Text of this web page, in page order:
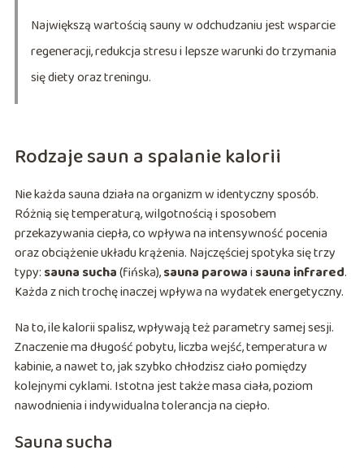
Największą wartością sauny w odchudzaniu jest wsparcie
regeneracji, redukcja stresu i lepsze warunki do trzymania
się diety oraz treningu.
Rodzaje saun a spalanie kalorii
Nie każda sauna działa na organizm w identyczny sposób.
Różnią się temperaturą, wilgotnością i sposobem
przekazywania ciepła, co wpływa na intensywność pocenia
oraz obciążenie układu krążenia. Najczęściej spotyka się trzy
typy: sauna sucha(fińska),sauna parowai sauna infrared.
Każda z nich trochę inaczej wpływa na wydatek energetyczny.
Na to, ile kalorii spalisz, wpływają też parametry samej sesji.
Znaczenie ma długość pobytu, liczba wejść, temperatura w
kabinie, a nawet to, jak szybko chłodzisz ciało pomiędzy
kolejnymi cyklami. Istotna jest także masa ciała, poziom
nawodnienia i indywidualna tolerancja na ciepło.
Sauna sucha